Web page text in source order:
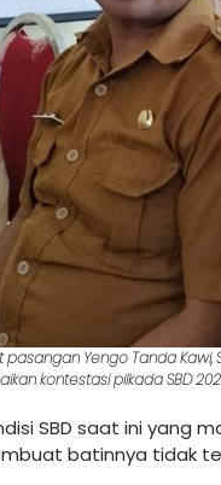
pasangan Yengo Tanda Kawi,
kontestasi pilkada SBD
SBD saat ini yang
batinnya tidak